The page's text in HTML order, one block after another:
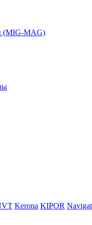
(MIG-MAG)
Kerona KIPOR